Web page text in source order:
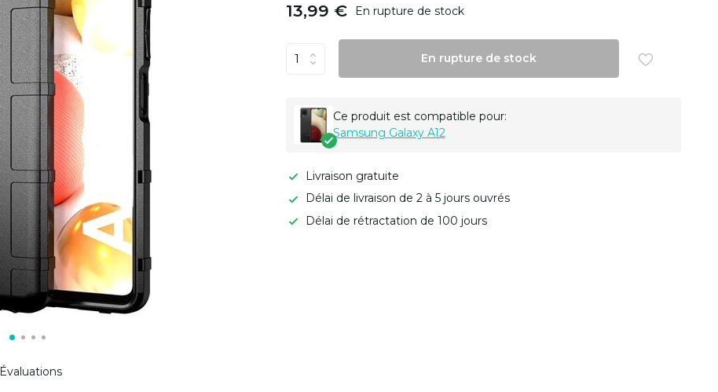
Évaluations
13,99 € En rupture de stock
En rupture de stock
Ce produit est compatible pour:
Samsung Galaxy A12
Livraison gratuite
Délai de livraison de 2 à 5 jours ouvrés
Délai de rétractation de 100 jours